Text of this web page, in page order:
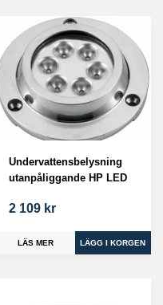
Undervattensbelysning
utanpåliggande HP LED
2 109 kr
LÄS MER